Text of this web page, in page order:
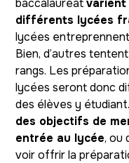
différents lycées
lycées
Bien, d’autres
rangs. Les
lycées seront donc
des élèves y
des objectifs de
entrée au lycée, ou
voir offrir la